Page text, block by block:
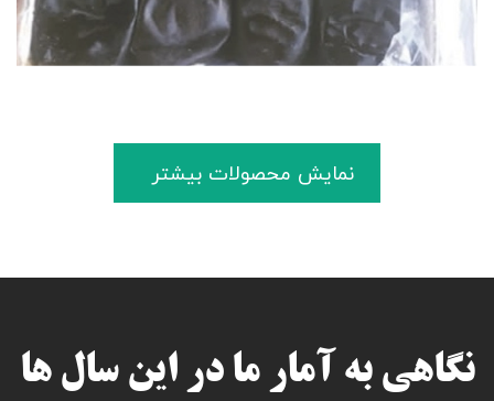
نمایش محصولات بیشتر
نگاهی به آمار ما در این سال ها